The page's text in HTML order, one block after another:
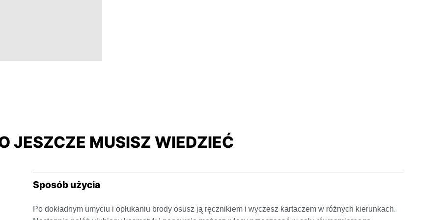
JESZCZE MUSISZ WIEDZIEĆ
Sposób użycia
Po dokładnym umyciu i opłukaniu brody osusz ją ręcznikiem i wyczesz kartaczem w różnych kierunkach.